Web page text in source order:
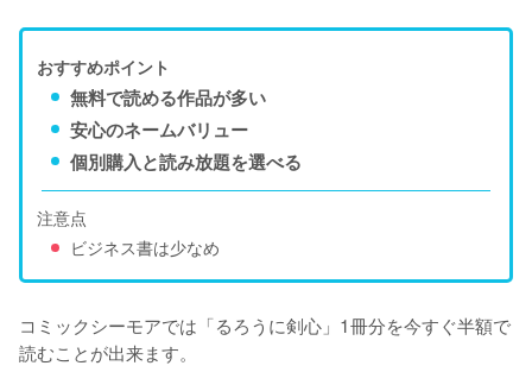
おすすめポイント
無料で読める作品が多い
安心のネームバリュー
個別購入と読み放題を選べる
注意点
ビジネス書は少なめ
コミックシーモアでは「るろうに剣心」1冊分を今すぐ半額で
読むことが出来ます。